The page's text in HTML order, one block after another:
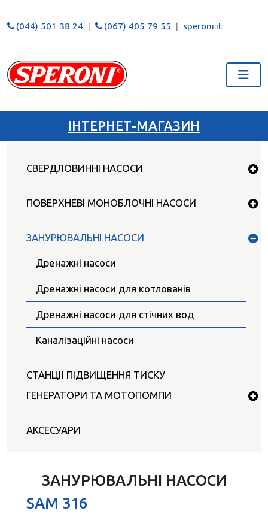
(044) 501 38 24 (067) 405 79 55 speroni.it
ІНТЕРНЕТ-МАГАЗИН
СВЕРДЛОВИННІ НАСОСИ
ПОВЕРХНЕВІ МОНОБЛОЧНІ НАСОСИ
ЗАНУРЮВАЛЬНІ НАСОСИ
Дренажні насоси
Дренажні насоси для котлованів
Дренажні насоси для стічних вод
Каналізаційні насоси
СТАНЦІЇ ПІДВИЩЕННЯ ТИСКУ
ГЕНЕРАТОРИ ТА МОТОПОМПИ
АКСЕСУАРИ
ЗАНУРЮВАЛЬНІ НАСОСИ
SAM 316